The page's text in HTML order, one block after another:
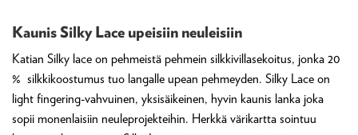
Kaunis Silky Lace upeisiin neuleisiin
Katian Silky lace on pehmeistä pehmein silkkivillasekoitus, jonka 20
% silkkikoostumus tuo langalle upean pehmeyden. Silky Lace on
light fingering-vahvuinen, yksisäikeinen, hyvin kaunis lanka joka
sopii monenlaisiin neuleprojekteihin. Herkkä värikartta sointuu